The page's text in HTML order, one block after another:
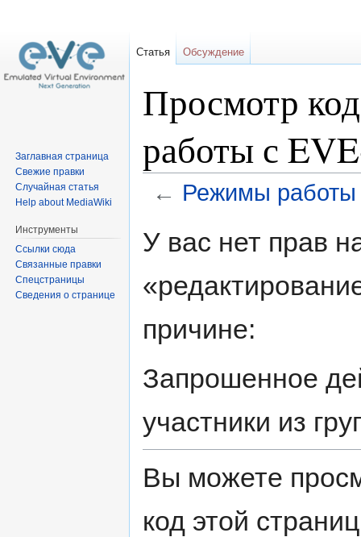
Просмотр
работы с
← Режимы работы
ккУ вас нет прав
причине:
Запрошенное
участники из
Вы можете
код этой
Статья Обсуждение
Заглавная страница
Свежие правки
Случайная статья
Help about MediaWiki
Инструменты
Ссылки сюда
Связанные правки
Спецстраницы
Сведения о странице